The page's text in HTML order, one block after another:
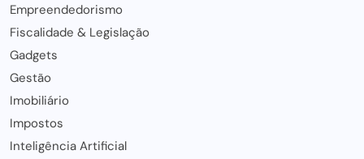
Empreendedorismo
Fiscalidade & Legislação
Gadgets
Gestão
Imobiliário
Impostos
Inteligência Artificial